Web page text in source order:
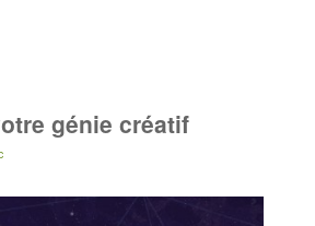
génie créatif